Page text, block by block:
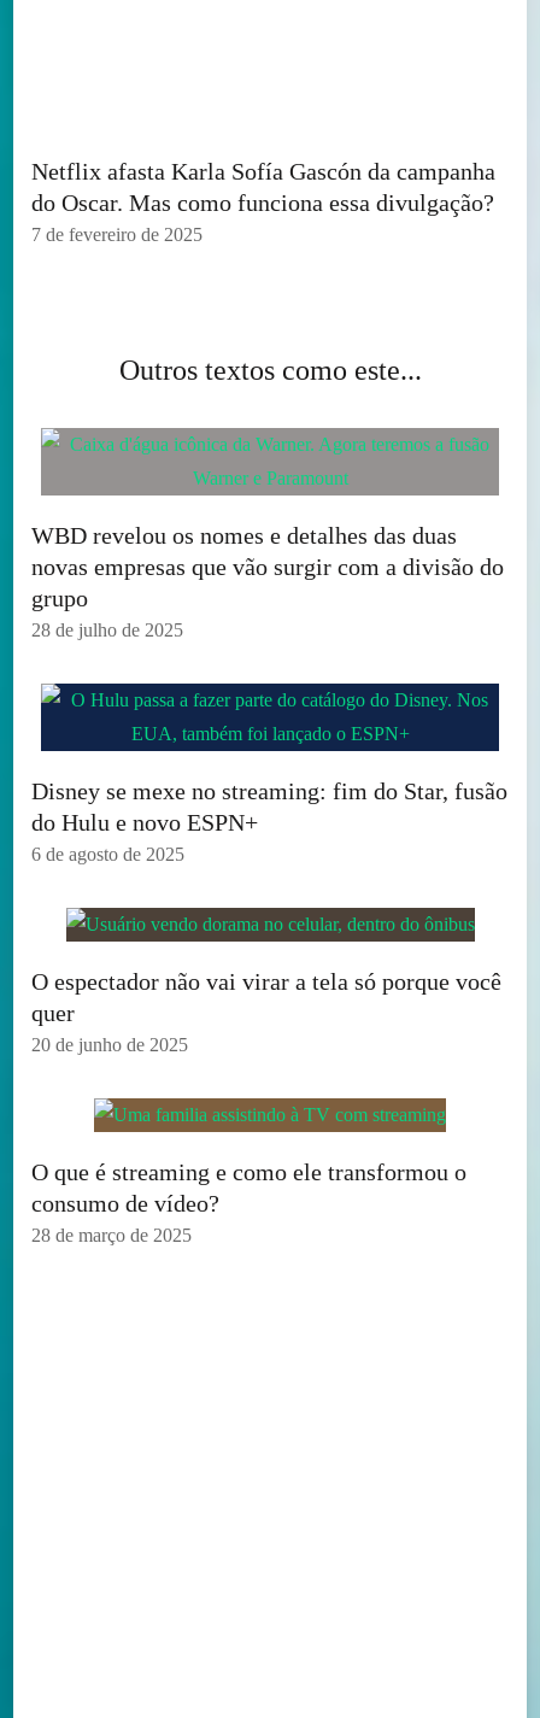
Netflix afasta Karla Sofía Gascón da campanha
do Oscar. Mas como funciona essa divulgação?
7 de fevereiro de 2025
Outros textos como este...
WBD revelou os nomes e detalhes das duas
novas empresas que vão surgir com a divisão do
grupo
28 de julho de 2025
Disney se mexe no streaming: fim do Star, fusão
do Hulu e novo ESPN+
6 de agosto de 2025
O espectador não vai virar a tela só porque você
quer
20 de junho de 2025
O que é streaming e como ele transformou o
consumo de vídeo?
28 de março de 2025